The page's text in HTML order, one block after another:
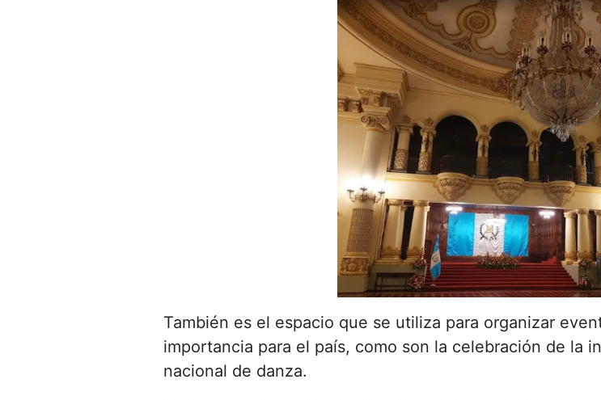
También es el espacio que se utiliza para organizar
importancia para el país, como son la celebración de la
nacional de danza.